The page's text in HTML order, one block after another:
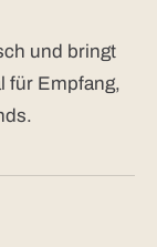
und bringt
für Empfang,